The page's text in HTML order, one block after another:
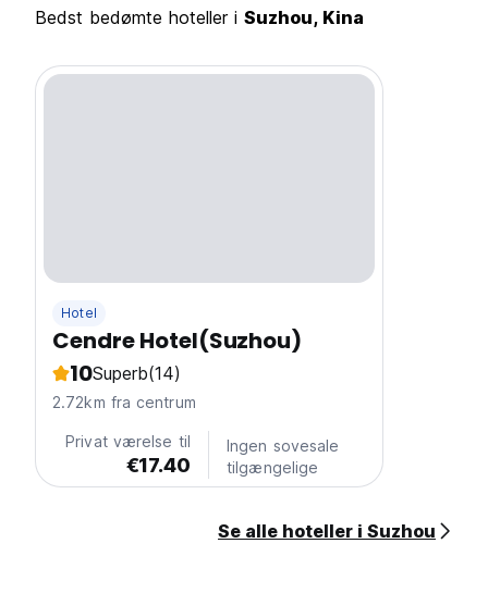
Bedst bedømte hoteller i Suzhou, Kina
Hotel
Cendre Hotel(Suzhou)
10Superb(14)
2.72km fra centrum
Privat værelse til
€17.40
Ingen sovesale
tilgængelige
Se alle hoteller i Suzhou